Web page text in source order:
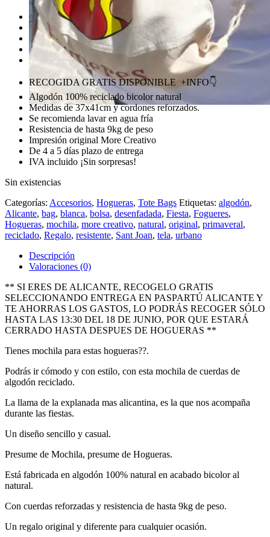
RECOGIDA GRATIS DISPONIBLE +INFO👇
Algodón 100% reciclado bicolor natural
Medidas de 37x41cm y cordones reforzados.
Se recomienda lavar en agua fría
Resistencia de hasta 9kg de peso
Impresión original More Creativo
De 4 a 5 días plazo de entrega
IVA incluido ¡Sin sorpresas!
Sin existencias
Categorías: Accesorios, Hogueras, Tote Bags Etiquetas: algodón,
Alicante, bag, blanca, bolsa, desenfadada, Fiesta, Fogueres,
Hogueras, mochila, more creativo, natural, original, primaveral,
reciclado, Regalo, resistente, Sant Joan, tela, urbano
Descripción
Valoraciones (0)
** SI ERES DE ALICANTE, RECOGELO GRATIS
SELECCIONANDO ENTREGA EN PASPARTÚ ALICANTE Y
TE AHORRAS LOS GASTOS, LO PODRÁS RECOGER SÓLO
HASTA LAS 13:30 DEL 18 DE JUNIO, POR QUE ESTARÁ
CERRADO HASTA DESPUES DE HOGUERAS **
Tienes mochila para estas hogueras??.
Podrás ir cómodo y con estilo, con esta mochila de cuerdas de
algodón reciclado.
La llama de la explanada mas alicantina, es la que nos acompaña
durante las fiestas.
Un diseño sencillo y casual.
Presume de Mochila, presume de Hogueras.
Está fabricada en algodón 100% natural en acabado bicolor al
natural.
Con cuerdas reforzadas y resistencia de hasta 9kg de peso.
Un regalo original y diferente para cualquier ocasión.